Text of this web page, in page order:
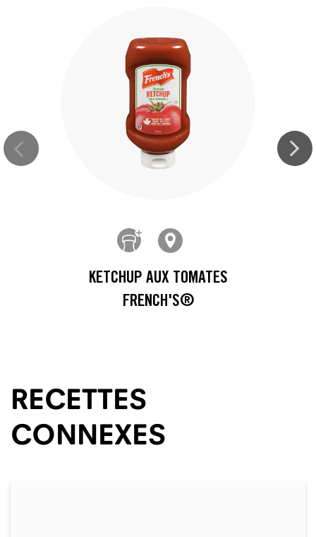
KETCHUP AUX TOMATES
FRENCH'S®
RECETTES
CONNEXES